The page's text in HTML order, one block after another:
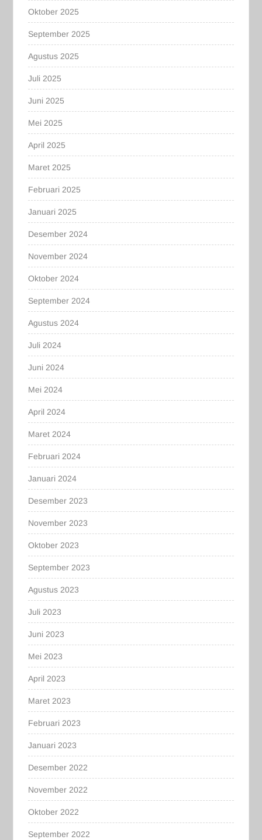
Oktober 2025
September 2025
Agustus 2025
Juli 2025
Juni 2025
Mei 2025
April 2025
Maret 2025
Februari 2025
Januari 2025
Desember 2024
November 2024
Oktober 2024
September 2024
Agustus 2024
Juli 2024
Juni 2024
Mei 2024
April 2024
Maret 2024
Februari 2024
Januari 2024
Desember 2023
November 2023
Oktober 2023
September 2023
Agustus 2023
Juli 2023
Juni 2023
Mei 2023
April 2023
Maret 2023
Februari 2023
Januari 2023
Desember 2022
November 2022
Oktober 2022
September 2022